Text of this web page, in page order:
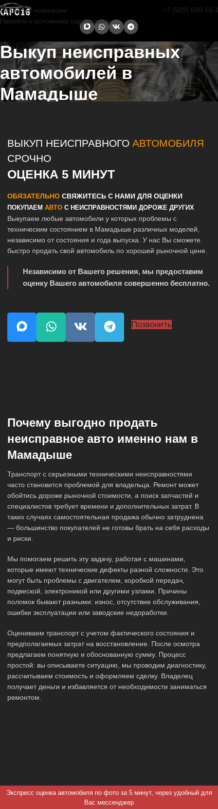
Перейти к навигации
Перейти к основному содержанию
+7 (929) 600-16-
Выкуп неисправных
автомобилей в
Мамадыше
ВЫКУП НЕИСПРАВНОГО АВТОМОБИЛЯ
СРОЧНО
ОЦЕНКА 5 МИНУТ
ОБЯЗАТЕЛЬНО СВЯЖИТЕСЬ С НАМИ ДЛЯ ОЦЕНКИ
ПОКУПАЕМ АВТО С НЕИСПРАВНОСТЯМИ ДОРОЖЕ ДРУГИХ
Выкупаем любые автомобили у которых проблемы с
техническим состоянием в Мамадыше различных моделей,
независимо от состояния и года выпуска. У нас Вы сможете
быстро продать свой автомобиль по хорошей рыночной цене.
Независимо от Вашего решения, мы предоставим
оценку Вашего автомобиля совершенно бесплатно.
Позвонить
Почему выгодно продать
неисправное авто именно нам в
Мамадыше
Транспорт с серьезными техническими неисправностями
часто становится проблемой для владельца. Ремонт может
обойтись дороже рыночной стоимости, а поиск запчастей и
специалистов требует времени и дополнительных затрат. В
таких случаях самостоятельная продажа обычно затруднена
— большинство покупателей не готовы брать на себя расходы
и риски.
Мы помогаем решить эту задачу, работая с машинами,
которые имеют технические дефекты разной сложности. Это
могут быть проблемы с двигателем, коробкой передач,
подвеской, электроникой или другими узлами. Причины
поломок бывают разными: износ, отсутствие обслуживания,
ошибки эксплуатации или заводские недоработки.
Оцениваем транспорт с учетом фактического состояния и
предполагаемых затрат на восстановление. После осмотра
предлагаем понятную и обоснованную сумму. Процесс
простой: вы описываете ситуацию, мы проводим диагностику,
рассчитываем стоимость и оформляем сделку. Владелец
получает деньги и избавляется от необходимости заниматься
ремонтом.
Экспресс оценка автомобиля по фото за 5 минут, через удобный для
Вас мессенджер